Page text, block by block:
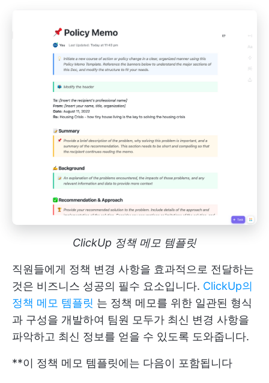
ClickUp 정책 메모 템플릿
직원들에게 정책 변경 사항을 효과적으로 전달하는
것은 비즈니스 성공의 필수 요소입니다. ClickUp의
정책 메모 템플릿 는 정책 메모를 위한 일관된 형식
과 구성을 개발하여 팀원 모두가 최신 변경 사항을
파악하고 최신 정보를 얻을 수 있도록 도와줍니다.
**이 정책 메모 템플릿에는 다음이 포함됩니다